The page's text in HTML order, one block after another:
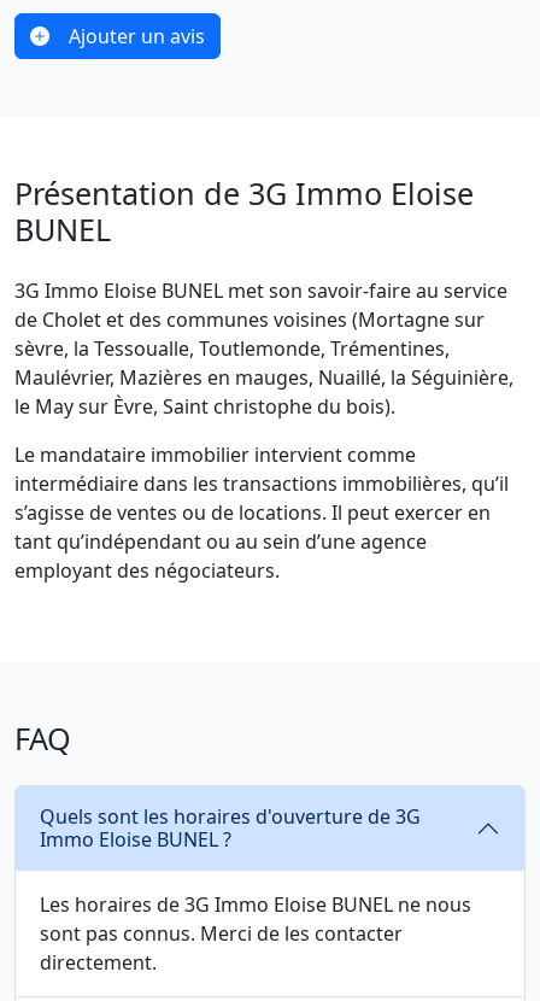
Ajouter un avis
Présentation de 3G Immo Eloise
BUNEL
3G Immo Eloise BUNEL met son savoir-faire au service
de Cholet et des communes voisines (Mortagne sur
sèvre, la Tessoualle, Toutlemonde, Trémentines,
Maulévrier, Mazières en mauges, Nuaillé, la Séguinière,
le May sur Èvre, Saint christophe du bois).
Le mandataire immobilier intervient comme
intermédiaire dans les transactions immobilières, qu’il
s’agisse de ventes ou de locations. Il peut exercer en
tant qu’indépendant ou au sein d’une agence
employant des négociateurs.
FAQ
Quels sont les horaires d'ouverture de 3G
Immo Eloise BUNEL ?
Les horaires de 3G Immo Eloise BUNEL ne nous
sont pas connus. Merci de les contacter
directement.